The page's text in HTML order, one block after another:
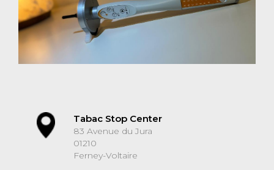
Tabac Stop Center
83 Avenue du Jura
01210
Ferney-Voltaire